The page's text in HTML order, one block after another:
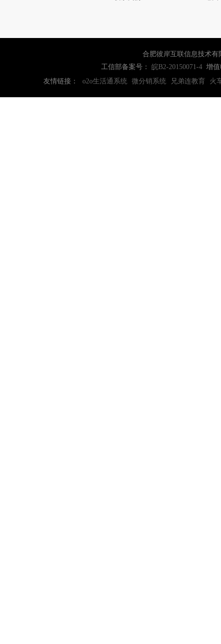
合肥彼岸互联信息技术有
工信部备案号： 皖B2-20150071-4增值
友情链接：
o2o生活通系统 微分销系统 兄弟连教育 火